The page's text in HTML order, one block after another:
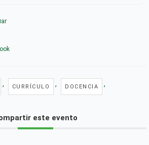
, CURRÍCULO , DOCENCIA ,
este evento